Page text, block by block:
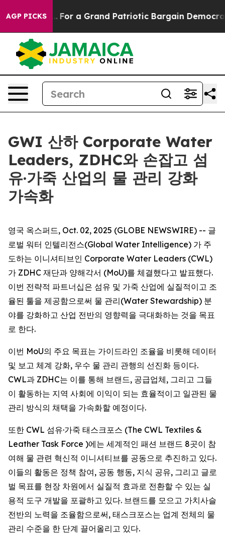
AGP PICKS
out... For a Grand Patriotic Bargain Democrats
GWI 산하 Corporate Water
Leaders, ZDHC와 손잡고 섬
유·가죽 산업의 물 관리 강화
가속화
영국 옥스퍼드, Oct. 02, 2025 (GLOBE NEWSWIRE) -- 글
로벌 워터 인텔리전스(Global Water Intelligence) 가 주
도하는 이니셔티브인 Corporate Water Leaders (CWL)
가 ZDHC 재단과 양해각서 (MoU)를 체결했다고 발표했다.
이번 전략적 파트너십은 섬유 및 가죽 산업에 실질적이고 조
율된 툴을 제공함으로써 물 관리(Water Stewardship) 분
야를 강화하고 산업 전반의 영향력을 극대화하는 것을 목표
로 한다.
이번 MoU의 주요 목표는 가이드라인 조율을 비롯해 데이터
및 보고 체계 강화, 우수 물 관리 관행의 선진화 등이다.
CWL과 ZDHC는 이를 통해 브랜드, 공급업체, 그리고 그들
이 활동하는 지역 사회에 이익이 되는 효율적이고 일관된 물
관리 방식의 채택을 가속화할 예정이다.
또한 CWL 섬유·가죽 태스크포스 (The CWL Textiles &
Leather Task Force )에는 세계적인 패션 브랜드 8곳이 참
여해 물 관련 혁신적 이니셔티브를 공동으로 추진하고 있다.
이들의 활동은 정책 참여, 공동 행동, 지식 공유, 그리고 글로
벌 목표를 현장 차원에서 실질적 효과로 전환할 수 있는 실
용적 도구 개발을 포괄하고 있다. 브랜드를 모으고 가치사슬
전반의 노력을 조율함으로써, 태스크포스는 업계 전체의 물
관리 수준을 한 단계 끌어올리고 있다.